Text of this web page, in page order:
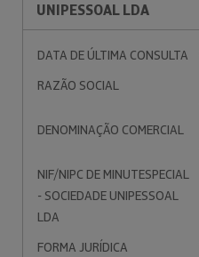
UNIPESSOAL LDA
DATA DE ÚLTIMA CONSULTA
RAZÃO SOCIAL
DENOMINAÇÃO COMERCIAL
NIF/NIPC DE MINUTESPECIAL
- SOCIEDADE UNIPESSOAL
LDA
FORMA JURÍDICA